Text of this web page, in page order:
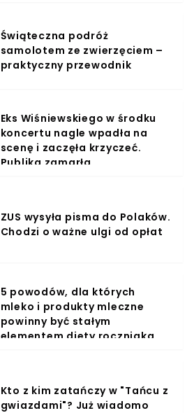
Świąteczna podróż
samolotem ze zwierzęciem –
praktyczny przewodnik
Eks Wiśniewskiego w środku
koncertu nagle wpadła na
scenę i zaczęła krzyczeć.
Publika zamarła
ZUS wysyła pisma do Polaków.
Chodzi o ważne ulgi od opłat
5 powodów, dla których
mleko i produkty mleczne
powinny być stałym
elementem diety roczniaka
Kto z kim zatańczy w "Tańcu z
gwiazdami"? Już wiadomo